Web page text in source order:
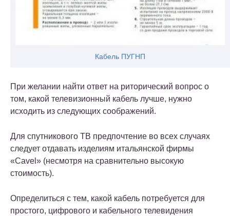
Кабель ПУГНП
При желании найти ответ на риторический вопрос о
том, какой телевизионный кабель лучше, нужно
исходить из следующих соображений.
Для спутникового ТВ предпочтение во всех случаях
следует отдавать изделиям итальянской фирмы
«Cavel» (несмотря на сравнительно высокую
стоимость).
Определиться с тем, какой кабель потребуется для
простого, цифрового и кабельного телевидения